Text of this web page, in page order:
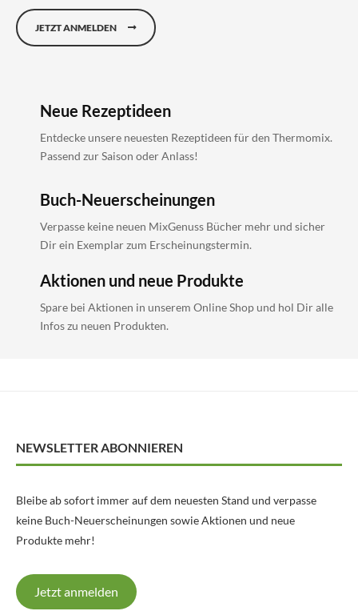
JETZT ANMELDEN
Neue Rezeptideen
Entdecke unsere neuesten Rezeptideen für den Thermomix.
Passend zur Saison oder Anlass!
Buch-Neuerscheinungen
Verpasse keine neuen MixGenuss Bücher mehr und sicher
Dir ein Exemplar zum Erscheinungstermin.
Aktionen und neue Produkte
Spare bei Aktionen in unserem Online Shop und hol Dir alle
Infos zu neuen Produkten.
NEWSLETTER ABONNIEREN
Bleibe ab sofort immer auf dem neuesten Stand und verpasse
keine Buch-Neuerscheinungen sowie Aktionen und neue
Produkte mehr!
Jetzt anmelden